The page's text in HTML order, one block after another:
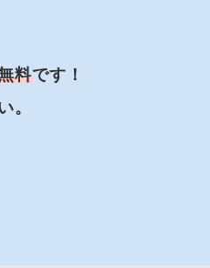
料です！
。